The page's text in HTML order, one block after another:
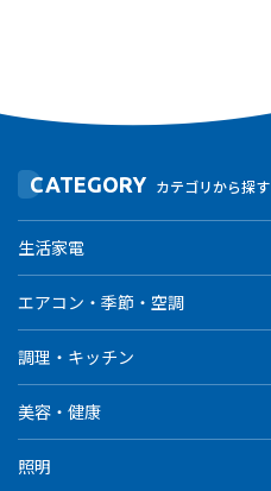
CATEGORY カテゴリから探す
生活家電
エアコン・季節・空調
調理・キッチン
美容・健康
照明